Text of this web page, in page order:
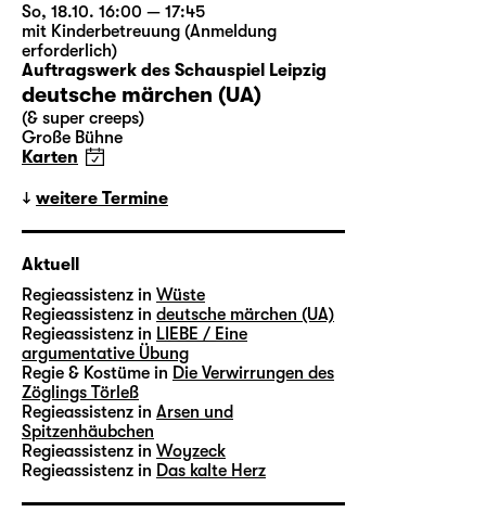
So, 18.10. 16:00 — 17:45
mit Kinderbetreuung (Anmeldung
erforderlich)
Auftragswerk des Schauspiel Leipzig
deutsche märchen (UA)
(& super creeps)
Große Bühne
Karten
weitere Termine
Aktuell
Regieassistenz in Wüste
Regieassistenz in deutsche märchen (UA)
Regieassistenz in LIEBE / Eine
argumentative Übung
Regie & Kostüme in Die Verwirrungen des
Zöglings Törleß
Regieassistenz in Arsen und
Spitzenhäubchen
Regieassistenz in Woyzeck
Regieassistenz in Das kalte Herz